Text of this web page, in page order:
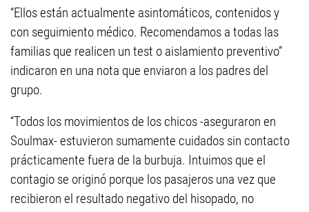
“Ellos están actualmente asintomáticos, contenidos y
con seguimiento médico. Recomendamos a todas las
familias que realicen un test o aislamiento preventivo”
indicaron en una nota que enviaron a los padres del
grupo.
“Todos los movimientos de los chicos -aseguraron en
Soulmax- estuvieron sumamente cuidados sin contacto
prácticamente fuera de la burbuja. Intuimos que el
contagio se originó porque los pasajeros una vez que
recibieron el resultado negativo del hisopado, no